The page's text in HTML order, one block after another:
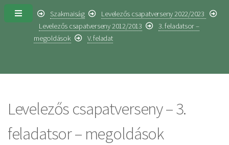
Szakmaiság
Levelezős csapatverseny 2022/2023
Levelezős csapatverseny 2012/2013
3. feladatsor –
megoldások
V. feladat
Levelezős csapatverseny – 3.
feladatsor – megoldások